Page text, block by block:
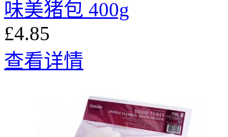
味美猪包 400g
£4.85
查看详情